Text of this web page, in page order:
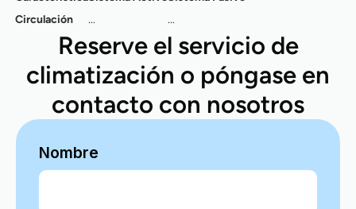
Circulación
... ...
Reserve el servicio de
climatización o póngase en
contacto con nosotros
Nombre